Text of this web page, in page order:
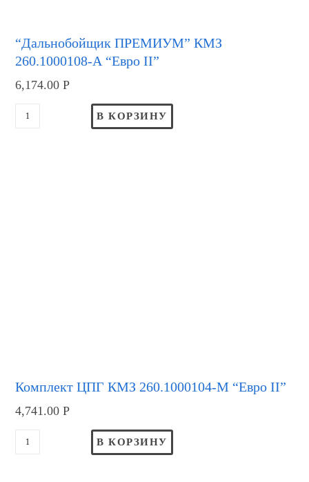
“Дальнобойщик ПРЕМИУМ” КМЗ
260.1000108-А “Евро II”
6,174.00Р
В КОРЗИНУ
Комплект ЦПГ КМЗ 260.1000104-М “Евро II”
4,741.00Р
В КОРЗИНУ